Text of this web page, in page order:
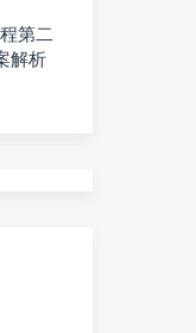
第二
解析